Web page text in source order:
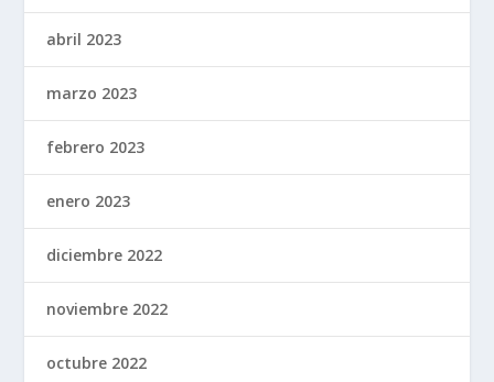
abril 2023
marzo 2023
febrero 2023
enero 2023
diciembre 2022
noviembre 2022
octubre 2022